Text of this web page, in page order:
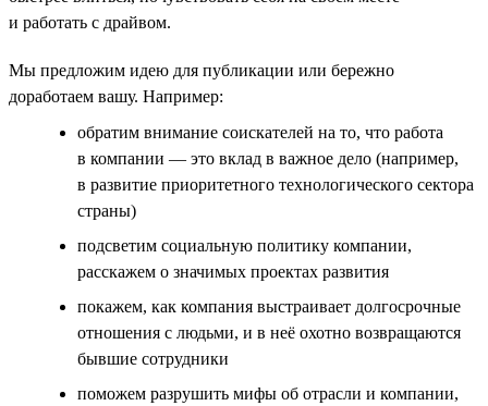
и работать с драйвом.
Мы предложим идею для публикации или бережно
доработаем вашу. Например:
обратим внимание соискателей на то, что работа
в компании — это вклад в важное дело (например,
в развитие приоритетного технологического сектора
страны)
подсветим социальную политику компании,
расскажем о значимых проектах развития
покажем, как компания выстраивает долгосрочные
отношения с людьми, и в неё охотно возвращаются
бывшие сотрудники
поможем разрушить мифы об отрасли и компании,